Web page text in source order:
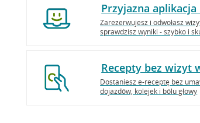
Przyjazna
Zarezerwujesz i odwołasz
sprawdzisz wyniki - szybko i
Recepty bez wizyt
Dostaniesz e-receptę bez
dojazdów, kolejek i bólu głowy